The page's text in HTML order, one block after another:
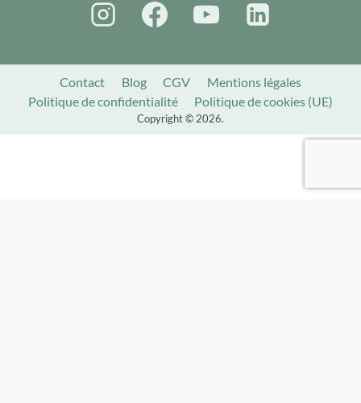
Contact Blog CGV
Mentions légales
Politique de confidentialité
Politique de cookies (UE)
Copyright © 2026.